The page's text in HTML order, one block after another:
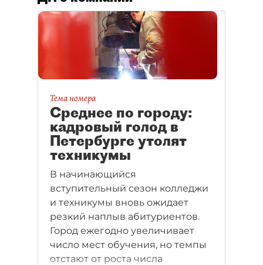
Тема номера
Среднее по городу:
кадровый голод в
Петербурге утолят
техникумы
В начинающийся
вступительный сезон колледжи
и техникумы вновь ожидает
резкий наплыв абитуриентов.
Город ежегодно увеличивает
число мест обучения, но темпы
отстают от роста числа